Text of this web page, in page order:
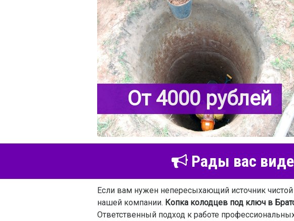
От 4000 рублей
Рады вас
Если вам нужен непересыхающий источник
нашей компании. Копка колодцев под ключ в
Ответственный подход к работе